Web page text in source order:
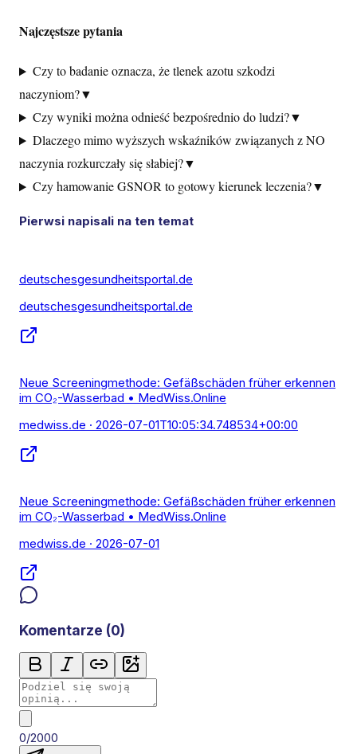
Najczęstsze pytania
Czy to badanie oznacza, że tlenek azotu szkodzi
naczyniom?▼
Czy wyniki można odnieść bezpośrednio do ludzi?▼
Dlaczego mimo wyższych wskaźników związanych z NO
naczynia rozkurczały się słabiej?▼
Czy hamowanie GSNOR to gotowy kierunek leczenia?▼
Pierwsi napisali na ten temat
deutschesgesundheitsportal.de
deutschesgesundheitsportal.de
Neue Screeningmethode: Gefäßschäden früher erkennen
im CO₂-Wasserbad • MedWiss.Online
medwiss.de · 2026-07-01T10:05:34.748534+00:00
Neue Screeningmethode: Gefäßschäden früher erkennen
im CO₂-Wasserbad • MedWiss.Online
medwiss.de · 2026-07-01
Komentarze (0)
0/2000